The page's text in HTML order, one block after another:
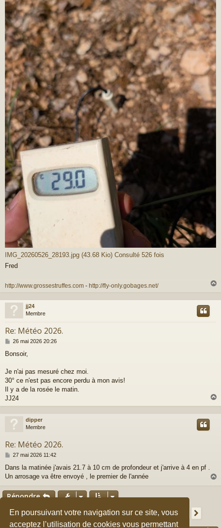
En poursuivant votre navigation sur ce site, vous
acceptez l’utilisation de cookies vous permettant
IMG_20260526_28193.jpg (43.68 Kio) Consulté 526 fois
Fred
http://www.grossestruffes.com - http://fly-only.gobages.net/
u
jj24
Membre
Re: Météo 2026.
M
s
a
g
26 mai 2026 20:26
Bonsoir,
Je n'ai pas mesuré chez moi.
30° ce n'est pas encore perdu à mon avis!
Il y a de la rosée le matin.
JJ24
a
dipper
Membre
Re: Météo 2026.
M
s
s
g
e
27 mai 2026 11:42
Dans la matinée j'avais 21.7 à 10 cm de profondeur et j'arrive à 4 en pf .
Un arrosage va être envoyé , le premier de l'année
Répondre
351 messages Page9sur24
Précédent
1 … 7 8 9 10 11 …